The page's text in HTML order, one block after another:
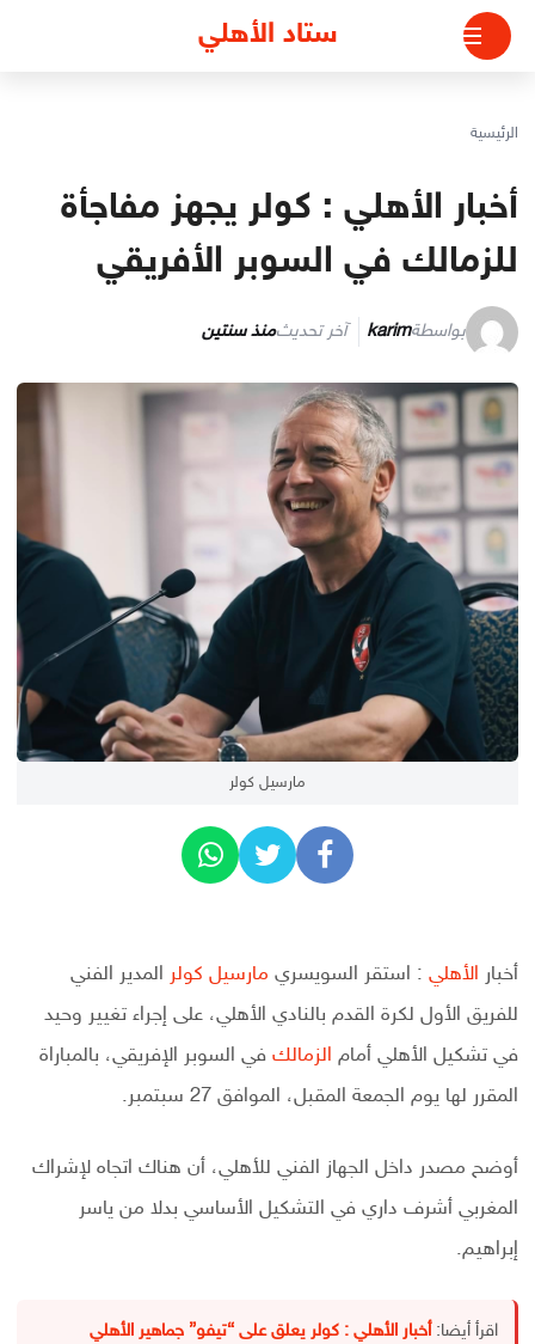
التجاوز
المحتوى
ستاد الأهلي
الرئيسية
أخبار الأهلي : كولر يجهز مفاجأة
للزمالك في السوبر الأفريقي
بواسطةkarim آخر تحديثمنذ سنتين
مارسيل كولر
أخبار الأهلي : استقر السويسري مارسيل كولر المدير الفني
للفريق الأول لكرة القدم بالنادي الأهلي، على إجراء تغيير وحيد
في تشكيل الأهلي أمام الزمالك في السوبر الإفريقي، بالمباراة
المقرر لها يوم الجمعة المقبل، الموافق 27 سبتمبر.
أوضح مصدر داخل الجهاز الفني للأهلي، أن هناك اتجاه لإشراك
المغربي أشرف داري في التشكيل الأساسي بدلا من ياسر
إبراهيم.
اقرأ أيضا: أخبار الأهلي : كولر يعلق على “تيفو” جماهير الأهلي